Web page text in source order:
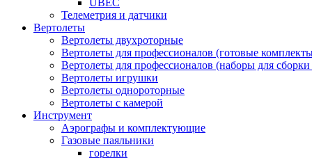
UBEC
Телеметрия и датчики
Вертолеты
Вертолеты двухроторные
Вертолеты для профессионалов (готовые
Вертолеты для профессионалов (наборы для
Вертолеты игрушки
Вертолеты однороторные
Вертолеты с камерой
Инструмент
Аэрографы и комплектующие
Газовые паяльники
горелки